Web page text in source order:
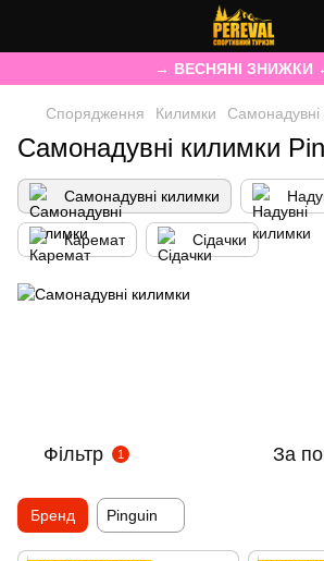
→ ВЕСНЯНІ ЗНИЖКИ
Спорядження Килимки Самонадувні
Самонадувні килимки
Самонадувні килимки
Каремат Сідачки
Фільтр 1 За
Бренд Pinguin